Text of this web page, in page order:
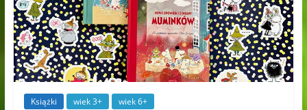
Książki wiek 3+ wiek 6+